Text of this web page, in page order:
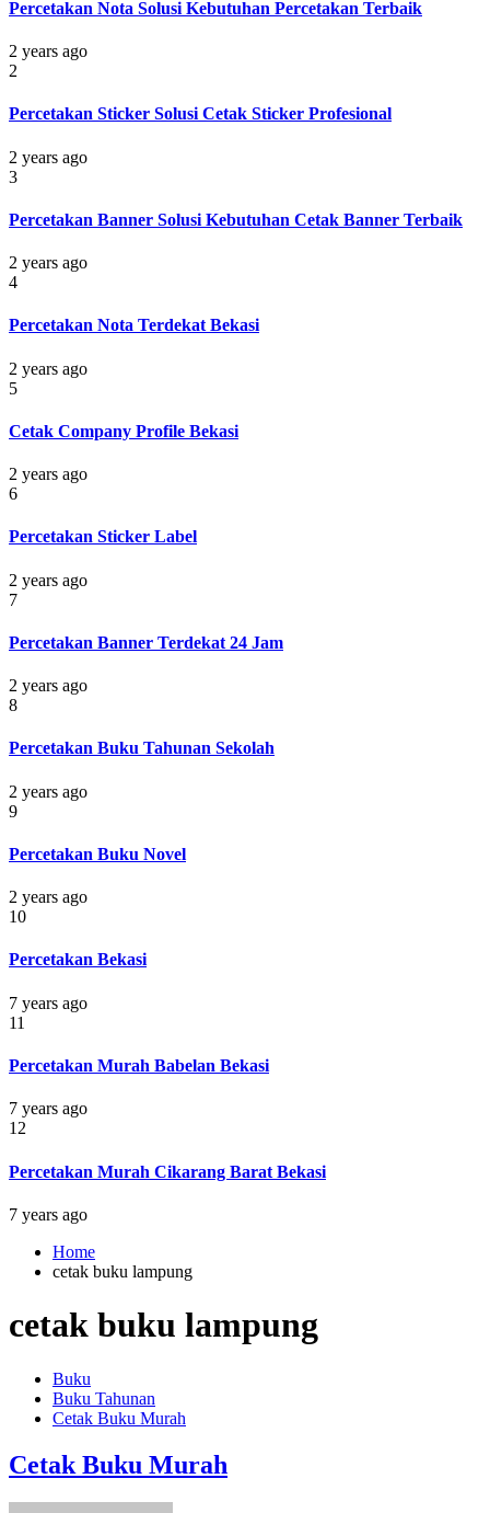
Percetakan Nota Solusi Kebutuhan Percetakan Terbaik
2 years ago
2
Percetakan Sticker Solusi Cetak Sticker Profesional
2 years ago
3
Percetakan Banner Solusi Kebutuhan Cetak Banner Terbaik
2 years ago
4
Percetakan Nota Terdekat Bekasi
2 years ago
5
Cetak Company Profile Bekasi
2 years ago
6
Percetakan Sticker Label
2 years ago
7
Percetakan Banner Terdekat 24 Jam
2 years ago
8
Percetakan Buku Tahunan Sekolah
2 years ago
9
Percetakan Buku Novel
2 years ago
10
Percetakan Bekasi
7 years ago
11
Percetakan Murah Babelan Bekasi
7 years ago
12
Percetakan Murah Cikarang Barat Bekasi
7 years ago
Home
cetak buku lampung
cetak buku lampung
Buku
Buku Tahunan
Cetak Buku Murah
Cetak Buku Murah